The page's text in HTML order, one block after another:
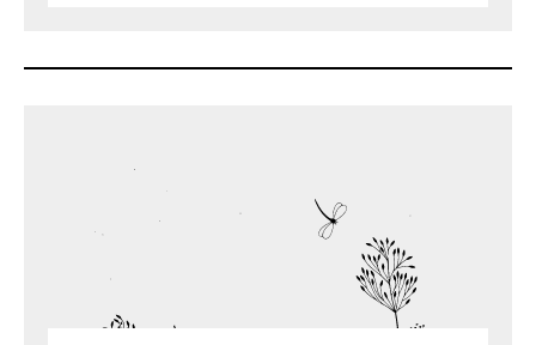
LERNEN REISEN
WOHNEN